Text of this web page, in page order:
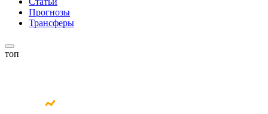
Прогнозы
Трансферы
топ